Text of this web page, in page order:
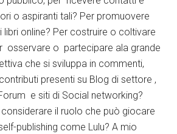
o aspiranti tali? Per promuovere
online? Per costruire o coltivare
osservare o partecipare ala grande
che si sviluppa in commenti,
presenti su Blog di settore ,
e siti di Social networking?
il ruolo che può giocare
publishing come Lulu? A mio